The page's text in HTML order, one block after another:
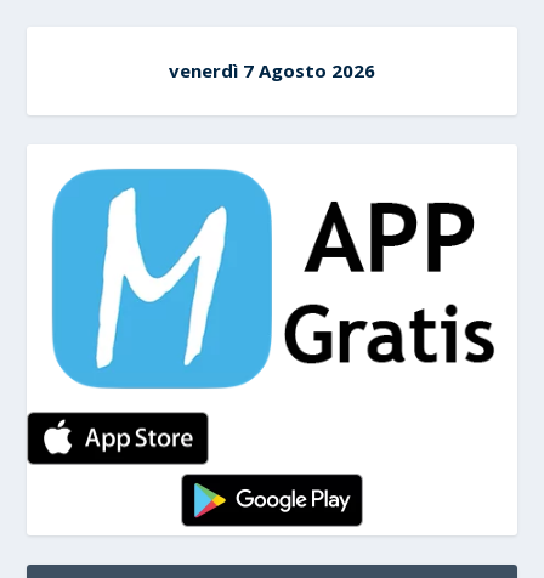
venerdì 7 Agosto 2026